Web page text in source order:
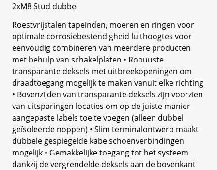
2xM8 Stud dubbel
Roestvrijstalen tapeinden, moeren en ringen voor
optimale corrosiebestendigheid luithoogtes voor
eenvoudig combineren van meerdere producten
met behulp van schakelplaten • Robuuste
transparante deksels met uitbreekopeningen om
draadtoegang mogelijk te maken vanuit elke richting
• Bovenzijden van transparante deksels zijn voorzien
van uitsparingen locaties om op de juiste manier
aangepaste labels toe te voegen (alleen dubbel
geïsoleerde noppen) • Slim terminalontwerp maakt
dubbele gespiegelde kabelschoenverbindingen
mogelijk • Gemakkelijke toegang tot het systeem
dankzij de vergrendelde deksels aan de bovenkant